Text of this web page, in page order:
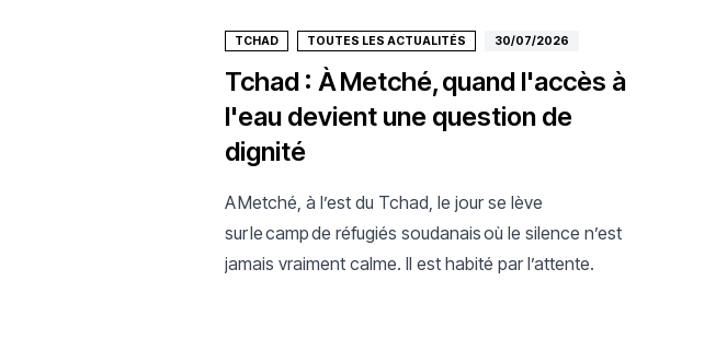
TCHAD TOUTES LES ACTUALITÉS 30/07/2026
Tchad : À Metché, quand l'accès à
l'eau devient une question de
dignité
A Metché, à l’est du Tchad, le jour se lève
sur le camp de réfugiés soudanais où le silence n’est
jamais vraiment calme. Il est habité par l’attente.